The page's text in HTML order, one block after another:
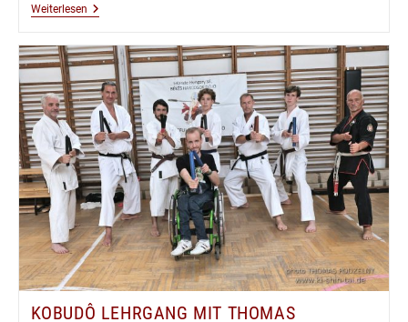
WeiterlesenKobudô
Thomas
Podzelny
5.Dan
In
Krakau
–
September
2019
KOBUDÔ LEHRGANG MIT THOMAS